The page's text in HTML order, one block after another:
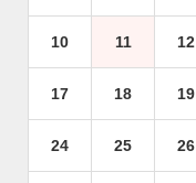
10 11 12
17 18 19
24 25 26